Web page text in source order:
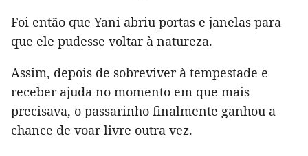
Foi então que Yani abriu portas e janelas para
que ele pudesse voltar à natureza.
Assim, depois de sobreviver à tempestade e
receber ajuda no momento em que mais
precisava, o passarinho finalmente ganhou a
chance de voar livre outra vez.